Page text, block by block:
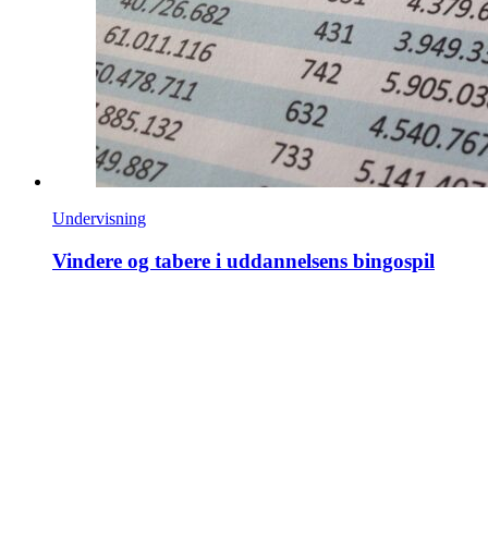
Undervisning
Vindere og tabere i uddannelsens bingospil